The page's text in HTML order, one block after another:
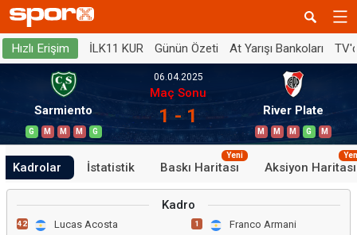
Hızlı Erişim İLK11 KUR Günün Özeti At Yarışı Bankoları
Sarmiento
G M M M G
06.04.2025
Maç Sonu
1 - 1 River Plate
M M M G M
Kadrolar İstatistik Baskı Haritası
Yeni
Aksiyon Haritası
Kadro
42 Lucas Acosta 1 Franco Armani